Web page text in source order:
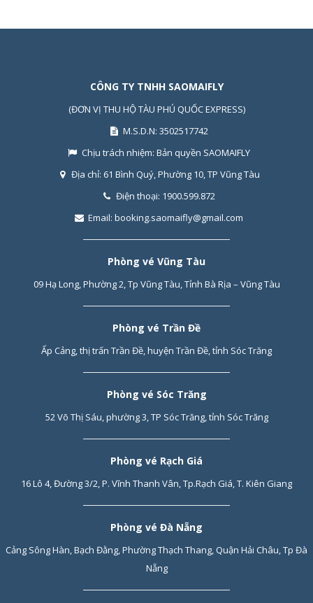
CÔNG TY TNHH SAOMAIFLY
(ĐƠN VỊ THU HỘ TÀU PHÚ QUỐC EXPRESS)
M.S.D.N: 3502517742
Chịu trách nhiệm: Bản quyền SAOMAIFLY
Địa chỉ: 61 Bình Quý, Phường 10, TP Vũng Tàu
Điện thoại: 1900.599.872
Email: booking.saomaifly@gmail.com
Phòng vé Vũng Tàu
09 Hạ Long, Phường 2, Tp Vũng Tàu, Tỉnh Bà Rịa – Vũng Tàu
Phòng vé Trần Đề
Ấp Cảng, thị trấn Trần Đề, huyện Trần Đề, tỉnh Sóc Trăng
Phòng vé Sóc Trăng
52 Võ Thị Sáu, phường 3, TP Sóc Trăng, tỉnh Sóc Trăng
Phòng vé Rạch Giá
16 Lô 4, Đường 3/2, P. Vĩnh Thanh Vân, Tp.Rạch Giá, T. Kiên Giang
Phòng vé Đà Nẵng
Cảng Sông Hàn, Bạch Đằng, Phường Thạch Thang, Quận Hải Châu, Tp Đà
Nẵng